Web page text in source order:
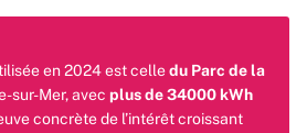
en 2024 est celledu Parc de la
sur-Mer, avec plus de 34000 kWh
concrète de l’intérêt croissant